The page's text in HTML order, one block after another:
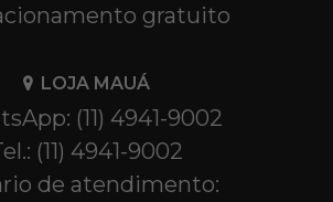
gratuito
LOJA MAUÁ
(11) 4941-9002
(11) 4941-9002
de atendimento: